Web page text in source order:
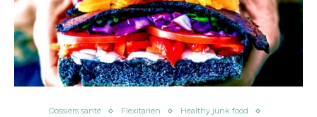
Dossiers santé Flexitarien
Healthy junk food